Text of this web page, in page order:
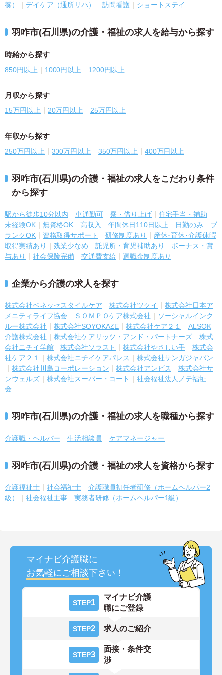
養） デイケア（通所リハ） 訪問看護 ショートステイ
羽咋市(石川県)の介護・福祉の求人を給与から探す
時給から探す
850円以上 1000円以上 1200円以上
月収から探す
15万円以上 20万円以上 25万円以上
年収から探す
250万円以上 300万円以上 350万円以上 400万円以上
羽咋市(石川県)の介護・福祉の求人をこだわり条件
から探す
駅から徒歩10分以内 車通勤可 寮・借り上げ
住宅手当・補助
未経験OK
無資格OK 高収入 年間休日110日以上 日勤のみ
ブ
ランクOK
資格取得サポート 研修制度あり
産休･育休･介護休暇
取得実績あり
残業少なめ 託児所・育児補助あり
ボーナス・賞
与あり
社会保険完備 交通費支給 退職金制度あり
企業から介護の求人を探す
株式会社ベネッセスタイルケア 株式会社ツクイ
株式会社日本ア
メニティライフ協会
ＳＯＭＰＯケア株式会社
ソーシャルインク
ルー株式会社
株式会社SOYOKAZE 株式会社ケア２１
ALSOK
介護株式会社
株式会社ケアリッツ・アンド・パートナーズ
株式
会社ニチイ学館
株式会社ソラスト 株式会社やさしい手
株式会
社ケア２１
株式会社ニチイケアパレス
株式会社サンガジャパン
株式会社川島コーポレーション
株式会社アンビス
株式会社サ
ンウェルズ
株式会社スーパー・コート
社会福祉法人ノテ福祉
会
羽咋市(石川県)の介護・福祉の求人を職種から探す
介護職・ヘルパー 生活相談員 ケアマネージャー
羽咋市(石川県)の介護・福祉の求人を資格から探す
介護福祉士 社会福祉士
介護職員初任者研修（ホームヘルパー2
級）
社会福祉主事 実務者研修（ホームヘルパー1級）
マイナビ介護職に
お気軽にご相談下さい！
STEP1
マイナビ介護
職にご登録
STEP2 求人のご紹介
STEP3
面接・条件交
渉